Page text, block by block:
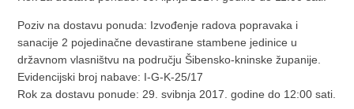
Poziv na dostavu ponuda: Izvođenje radova popravaka i
sanacije 2 pojedinačne devastirane stambene jedinice u
državnom vlasništvu na području Šibensko-kninske županije.
Evidencijski broj nabave: I-G-K-25/17
Rok za dostavu ponude: 29. svibnja 2017. godine do 12:00 sati.